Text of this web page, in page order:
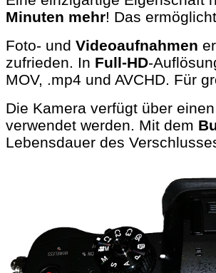
Minuten mehr! Das
Foto- und Videoaufnahmen
zufrieden. In Full-HD-
MOV, .mp4 und AVCHD. Für
Die Kamera verfügt über
verwendet werden. Mit dem
Lebensdauer des